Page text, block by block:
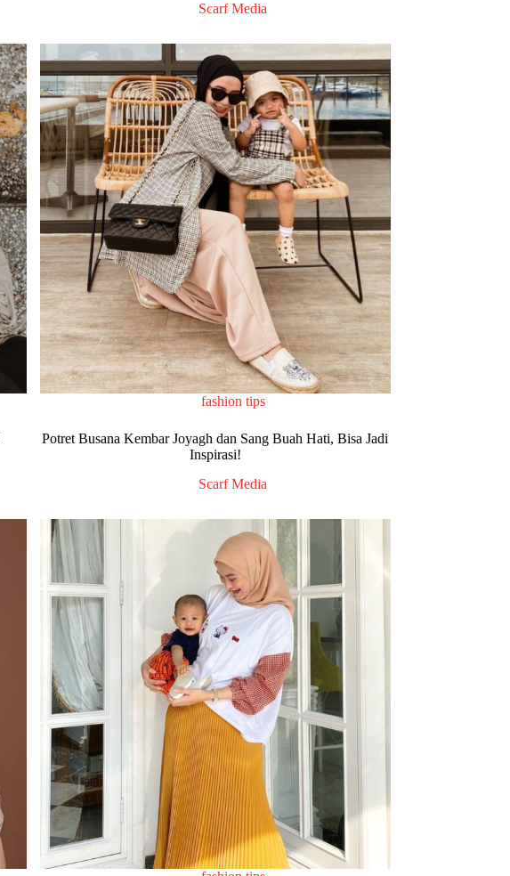
Scarf Media
fashion tips
Potret Busana Kembar Joyagh dan Sang Buah Hati, Bisa Jadi
Inspirasi!
Scarf Media